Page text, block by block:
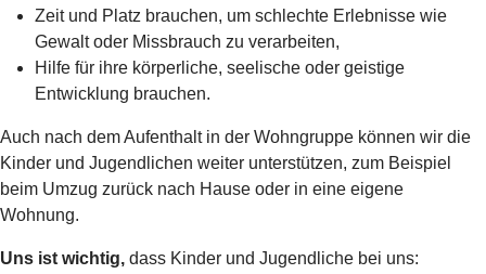
Zeit und Platz brauchen, um schlechte Erlebnisse wie
Gewalt oder Missbrauch zu verarbeiten,
Hilfe für ihre körperliche, seelische oder geistige
Entwicklung brauchen.
Auch nach dem Aufenthalt in der Wohngruppe können wir die
Kinder und Jugendlichen weiter unterstützen, zum Beispiel
beim Umzug zurück nach Hause oder in eine eigene
Wohnung.
Uns ist wichtig, dass Kinder und Jugendliche bei uns: